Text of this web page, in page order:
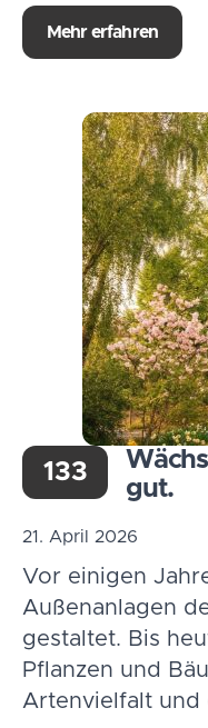
Mehr erfahren
133
gut.
21. April 2026
Vor einigen
Außenanlagen
gestaltet. Bis
Pflanzen und
Artenvielfalt und